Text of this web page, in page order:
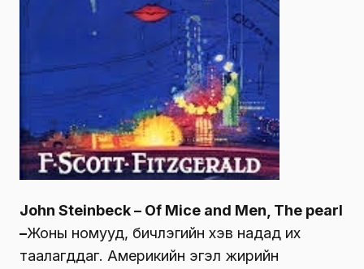
John Steinbeck – Of Mice and Men, The pearl
–Жоны номууд, бичлэгийн хэв надад их
таалагддаг. Америкийн эгэл жирийн